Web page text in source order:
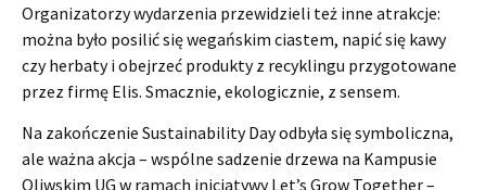
Organizatorzy wydarzenia przewidzieli też inne atrakcje:
można było posilić się wegańskim ciastem, napić się kawy
czy herbaty i obejrzeć produkty z recyklingu przygotowane
przez firmę Elis. Smacznie, ekologicznie, z sensem.
Na zakończenie Sustainability Day odbyła się symboliczna,
ale ważna akcja – wspólne sadzenie drzewa na Kampusie
Oliwskim UG w ramach inicjatywy Let’s Grow Together –